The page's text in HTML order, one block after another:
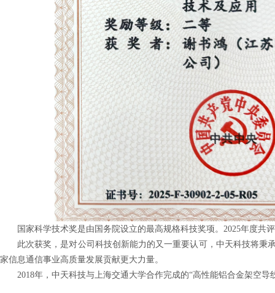
国家科学技术奖是由国务院设立的最高规格科技奖项。2025年度共
此次获奖，是对公司科技创新能力的又一重要认可，中天科技将秉
家信息通信事业高质量发展贡献更大力量。
2018年，中天科技与上海交通大学合作完成的“高性能铝合金架空